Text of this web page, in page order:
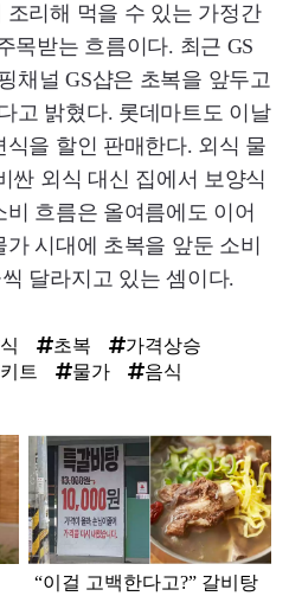
리해 먹을 수 있는 가정간
목받는 흐름이다. 최근 GS
채널 GS샵은 초복을 앞두고
고 밝혔다. 롯데마트도 이날
을 할인 판매한다. 외식 물
싼 외식 대신 집에서 보양식
흐름은 올여름에도 이어
시대에 초복을 앞둔 소비
달라지고 있는 셈이다.
초복
가격상승
트 물가
음식
“이걸 고백한다고?” 갈비탕